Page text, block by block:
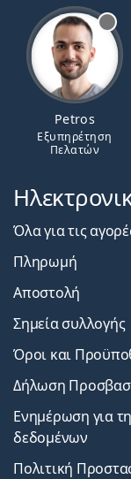
Petros
Εξυπηρέτηση
Πελατών
Όλα για τις
Πληρωμή
Αποστολή
Σημεία συλλογής
Όροι και
Δήλωση
Ενημέρωση για
δεδομένων
Πολιτική